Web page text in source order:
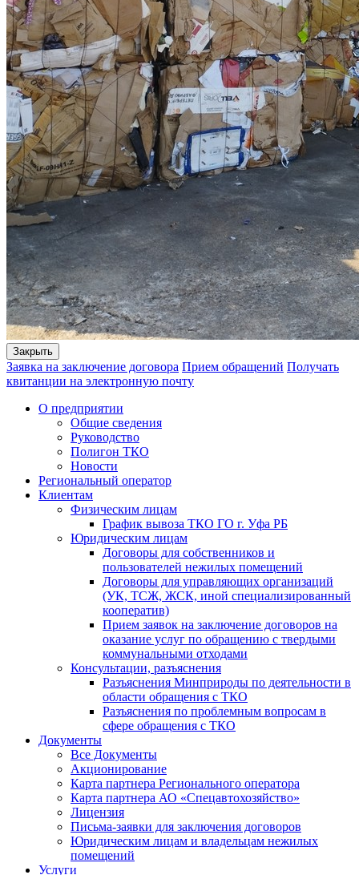
Закрыть
Заявка на заключение договора Прием обращений Получать
квитанции на электронную почту
О предприятии
Общие сведения
Руководство
Полигон ТКО
Новости
Региональный оператор
Клиентам
Физическим лицам
График вывоза ТКО ГО г. Уфа РБ
Юридическим лицам
Договоры для собственников и
пользователей нежилых помещений
Договоры для управляющих организаций
(УК, ТСЖ, ЖСК, иной специализированный
кооператив)
Прием заявок на заключение договоров на
оказание услуг по обращению с твердыми
коммунальными отходами
Консультации, разъяснения
Разъяснения Минприроды по деятельности в
области обращения с ТКО
Разъяснения по проблемным вопросам в
сфере обращения с ТКО
Документы
Все Документы
Акционирование
Карта партнера Регионального оператора
Карта партнера АО «Спецавтохозяйство»
Лицензия
Письма-заявки для заключения договоров
Юридическим лицам и владельцам нежилых
помещений
Услуги